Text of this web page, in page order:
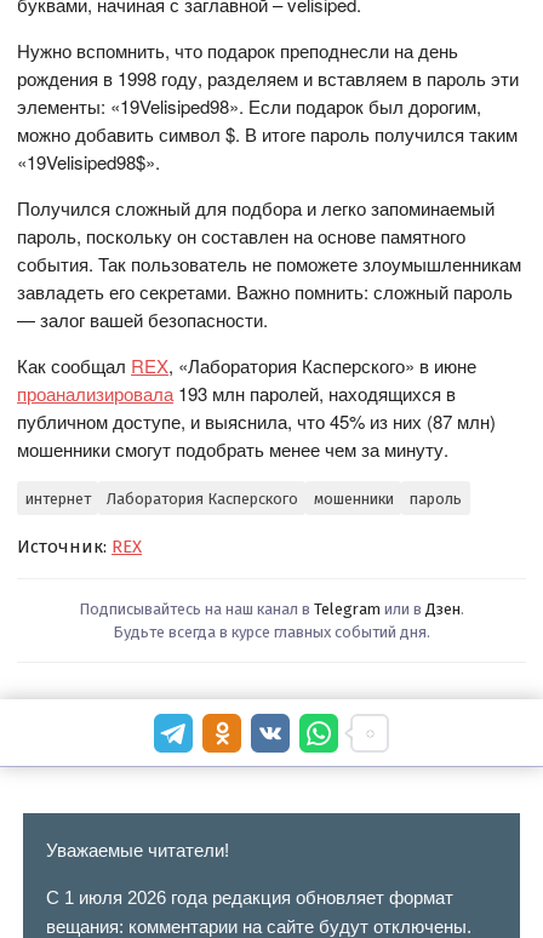
Нужно вспомнить, что подарок преподнесли на день
рождения в 1998 году, разделяем и вставляем в пароль эти
элементы: «19Velisiped98». Если подарок был дорогим,
можно добавить символ $. В итоге пароль получился таким
«19Velisiped98$».
Получился сложный для подбора и легко запоминаемый
пароль, поскольку он составлен на основе памятного
события. Так пользователь не поможете злоумышленникам
завладеть его секретами. Важно помнить: сложный пароль
— залог вашей безопасности.
Как сообщал REX, «Лаборатория Касперского» в июне
проанализировала 193 млн паролей, находящихся в
публичном доступе, и выяснила, что 45% из них (87 млн)
мошенники смогут подобрать менее чем за минуту.
интернет Лаборатория Касперского мошенники пароль
Источник: REX
Подписывайтесь на наш канал в Telegram или в Дзен.
Будьте всегда в курсе главных событий дня.
Уважаемые читатели!
С 1 июля 2026 года редакция обновляет формат
вещания: комментарии на сайте будут отключены.